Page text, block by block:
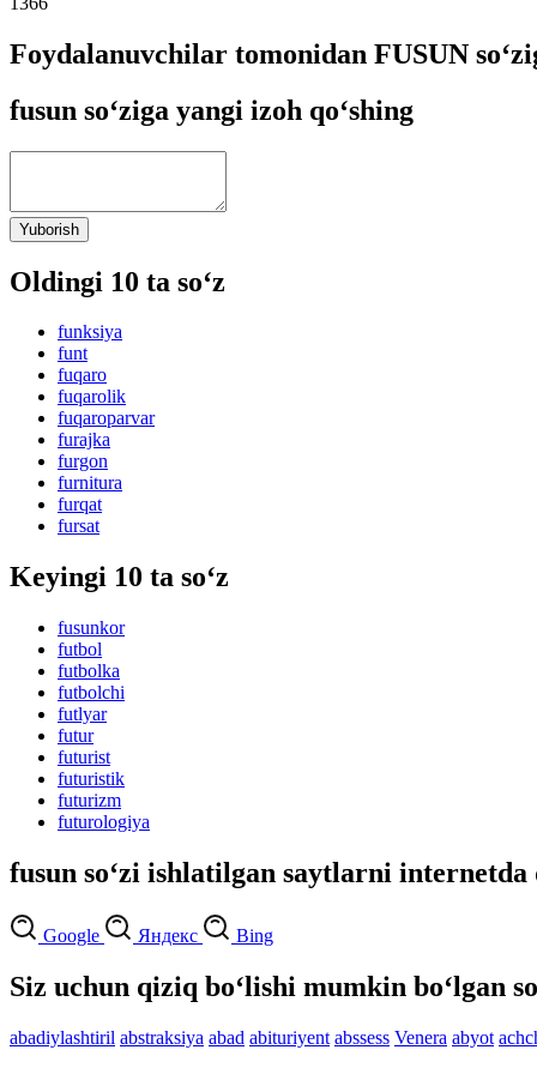
Foydalanuvchilar tomonidan FUSUN
fusun so‘ziga yangi izoh qo‘shing
Yuborish
Oldingi 10 ta so‘z
funksiya
funt
fuqaro
fuqarolik
fuqaroparvar
furajka
furgon
furnitura
furqat
fursat
Keyingi 10 ta so‘z
fusunkor
futbol
futbolka
futbolchi
futlyar
futur
futurist
futuristik
futurizm
futurologiya
fusun so‘zi ishlatilgan saytlarni
Google Яндекс Bing
Siz uchun qiziq bo‘lishi mumkin bo‘lgan
abadiylashtiril abstraksiya abad abituriyent abssess Venera abyot